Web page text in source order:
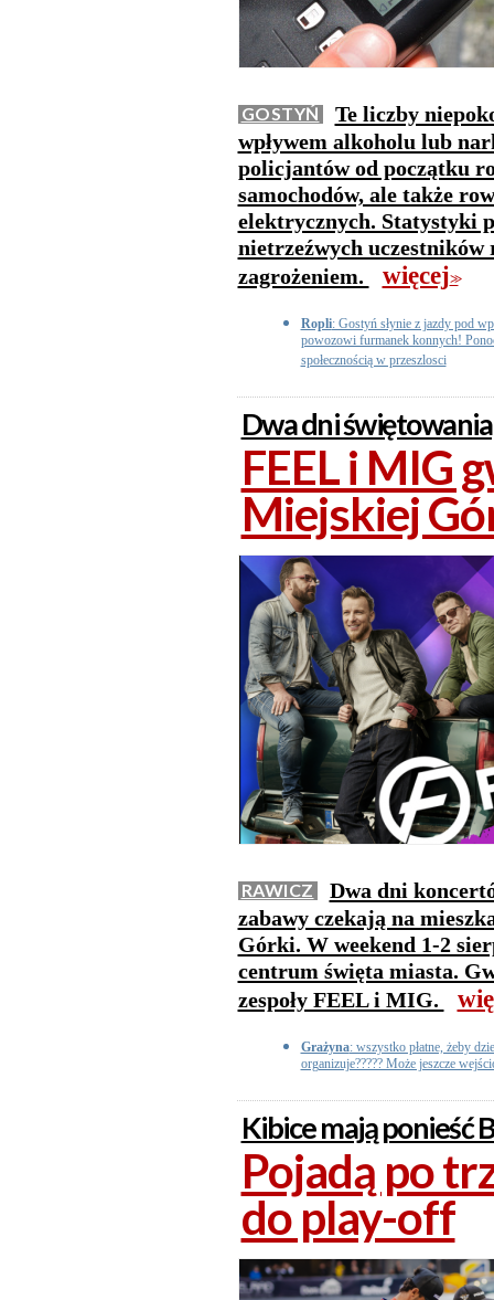
GOSTYŃ
Te liczby
wpływem alkoholu lub
policjantów od początku
samochodów, ale także
elektrycznych. Statystyki
nietrzeźwych uczestników
zagrożeniem.
więcej>>
Ropli: Gostyń słynie z jazdy pod
powozowi furmanek konnych!
społecznością w przeszlosci
Dwa dni świętowania
FEEL i MIG
Miejskiej
RAWICZ
Dwa dni
zabawy czekają na
Górki. W weekend 1-2
centrum święta miasta.
zespoły FEEL i MIG.
Grażyna: wszystko płatne, żeby
organizuje????? Może jeszcze
Kibice mają ponieść
Pojadą po
do play-off